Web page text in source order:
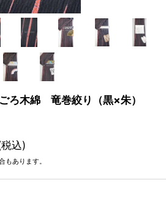
ろ木綿 竜巻絞り（黒×朱）
込)
もあります。